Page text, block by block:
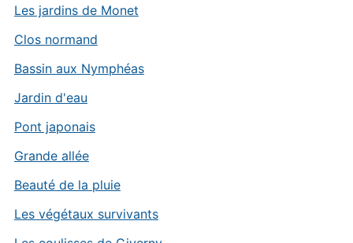
Les jardins de Monet
Clos normand
Bassin aux Nymphéas
Jardin d'eau
Pont japonais
Grande allée
Beauté de la pluie
Les végétaux survivants